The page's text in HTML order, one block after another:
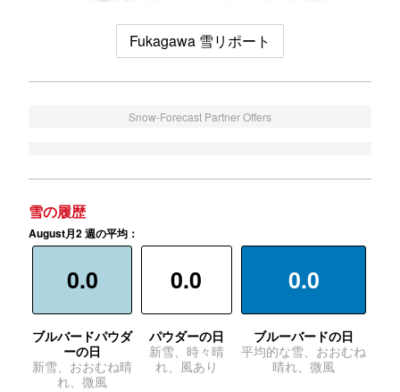
Fukagawa 雪リポート
Snow-Forecast Partner Offers
雪の履歴
August月2 週の平均：
0.0
ブルバードパウダ
ーの日
新雪、おおむね晴
れ、微風
0.0
パウダーの日
新雪、時々晴
れ、風あり
0.0
ブルーバードの日
平均的な雪、おおむね
晴れ、微風